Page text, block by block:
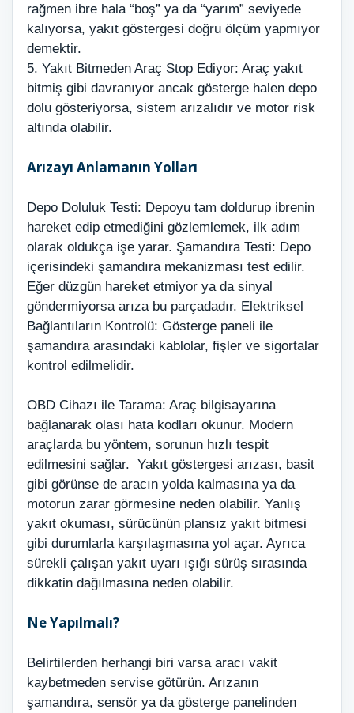
rağmen ibre hala “boş” ya da “yarım” seviyede
kalıyorsa, yakıt göstergesi doğru ölçüm yapmıyor
demektir.
5. Yakıt Bitmeden Araç Stop Ediyor: Araç yakıt
bitmiş gibi davranıyor ancak gösterge halen depo
dolu gösteriyorsa, sistem arızalıdır ve motor risk
altında olabilir.
Arızayı Anlamanın Yolları
Depo Doluluk Testi: Depoyu tam doldurup ibrenin
hareket edip etmediğini gözlemlemek, ilk adım
olarak oldukça işe yarar. Şamandıra Testi: Depo
içerisindeki şamandıra mekanizması test edilir.
Eğer düzgün hareket etmiyor ya da sinyal
göndermiyorsa arıza bu parçadadır. Elektriksel
Bağlantıların Kontrolü: Gösterge paneli ile
şamandıra arasındaki kablolar, fişler ve sigortalar
kontrol edilmelidir.
OBD Cihazı ile Tarama: Araç bilgisayarına
bağlanarak olası hata kodları okunur. Modern
araçlarda bu yöntem, sorunun hızlı tespit
edilmesini sağlar. Yakıt göstergesi arızası, basit
gibi görünse de aracın yolda kalmasına ya da
motorun zarar görmesine neden olabilir. Yanlış
yakıt okuması, sürücünün plansız yakıt bitmesi
gibi durumlarla karşılaşmasına yol açar. Ayrıca
sürekli çalışan yakıt uyarı ışığı sürüş sırasında
dikkatin dağılmasına neden olabilir.
Ne Yapılmalı?
Belirtilerden herhangi biri varsa aracı vakit
kaybetmeden servise götürün. Arızanın
şamandıra, sensör ya da gösterge panelinden